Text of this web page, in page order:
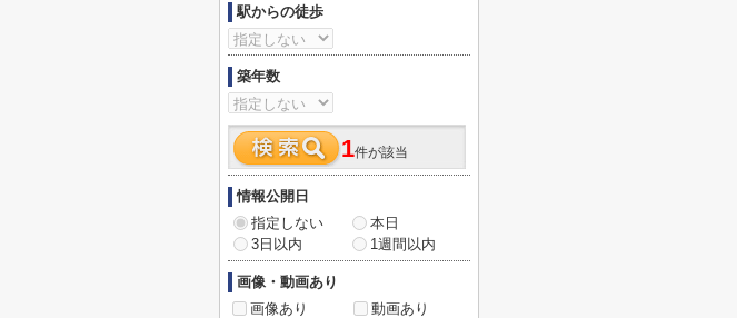
駅からの徒歩
築年数
1件が該当
情報公開日
指定しない
本日
3日以内
1週間以内
画像・動画あり
画像あり
動画あり